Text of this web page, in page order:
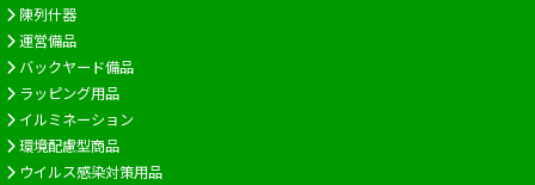
陳列什器
運営備品
バックヤード備品
ラッピング用品
イルミネーション
環境配慮型商品
ウイルス感染対策用品